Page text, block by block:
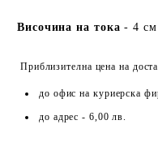
Височина на тока - 4 см
Приблизителна цена на
до офис на куриерска
до адрес - 6,00 лв.